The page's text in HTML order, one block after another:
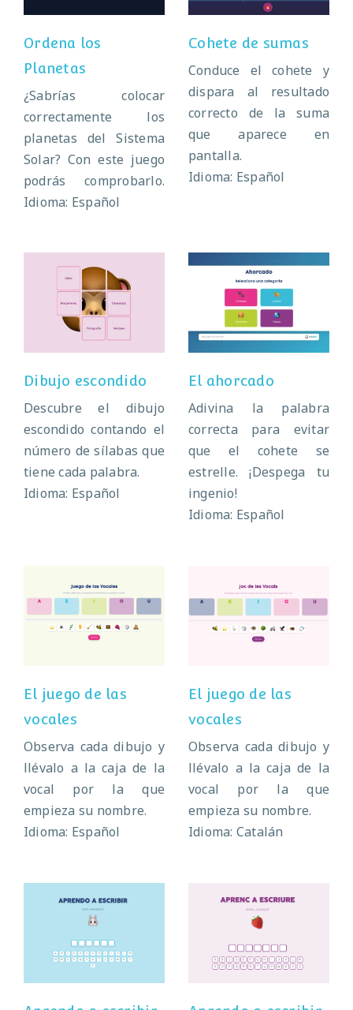
Ordena los
Planetas
¿Sabrías colocar
correctamente los
planetas del Sistema
Solar? Con este juego
podrás comprobarlo.
Idioma: Español
Cohete de sumas
Conduce el cohete y
dispara al resultado
correcto de la suma
que aparece en
pantalla.
Idioma: Español
Dibujo escondido
Dibujo escondido
Descubre el dibujo
escondido contando el
número de sílabas que
tiene cada palabra.
Idioma: Español
El ahorcado
El ahorcado
Adivina la palabra
correcta para evitar
que el cohete se
estrelle. ¡Despega tu
ingenio!
Idioma: Español
El juego de las
vocales
El juego de las
vocales
Observa cada dibujo y
llévalo a la caja de la
vocal por la que
empieza su nombre.
Idioma: Español
El juego de las
vocales
El juego de las
vocales
Observa cada dibujo y
llévalo a la caja de la
vocal por la que
empieza su nombre.
Idioma: Catalán
Aprendo a
escribir
Aprendo a
escribir